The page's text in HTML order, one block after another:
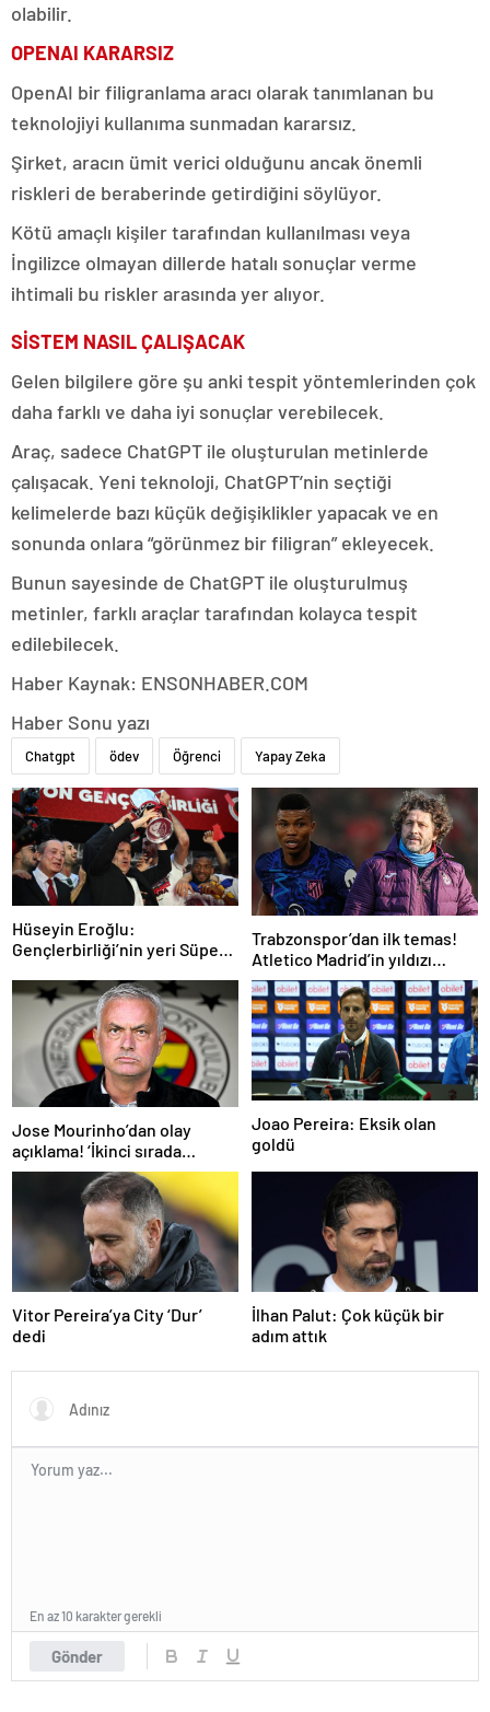
olabilir.
OPENAI KARARSIZ
OpenAI bir filigranlama aracı olarak tanımlanan bu
teknolojiyi kullanıma sunmadan kararsız.
Şirket, aracın ümit verici olduğunu ancak önemli
riskleri de beraberinde getirdiğini söylüyor.
Kötü amaçlı kişiler tarafından kullanılması veya
İngilizce olmayan dillerde hatalı sonuçlar verme
ihtimali bu riskler arasında yer alıyor.
SİSTEM NASIL ÇALIŞACAK
Gelen bilgilere göre şu anki tespit yöntemlerinden çok
daha farklı ve daha iyi sonuçlar verebilecek.
Araç, sadece ChatGPT ile oluşturulan metinlerde
çalışacak. Yeni teknoloji, ChatGPT’nin seçtiği
kelimelerde bazı küçük değişiklikler yapacak ve en
sonunda onlara “görünmez bir filigran” ekleyecek.
Bunun sayesinde de ChatGPT ile oluşturulmuş
metinler, farklı araçlar tarafından kolayca tespit
edilebilecek.
Haber Kaynak: ENSONHABER.COM
Haber Sonu yazı
Chatgpt ödev Öğrenci Yapay Zeka
Hüseyin Eroğlu:
Gençlerbirliği’nin yeri Süper
Trabzonspor’dan ilk temas!
Atletico Madrid’in yıldızı
gündemde
Jose Mourinho’dan olay
açıklama! ‘İkinci sırada
bitireceğiz’
Joao Pereira: Eksik olan
goldü
Vitor Pereira’ya City ‘Dur’
dedi
İlhan Palut: Çok küçük bir
adım attık
Gönder
En az 10 karakter gerekli